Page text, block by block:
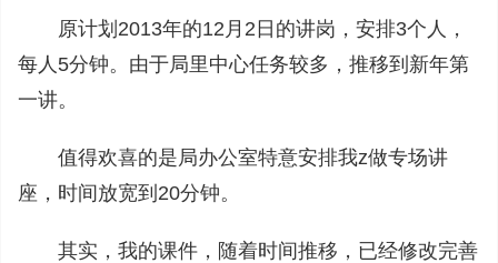
原计划2013年的12月2日的讲岗，安排3个人，
每人5分钟。由于局里中心任务较多，推移到新年第
一讲。
值得欢喜的是局办公室特意安排我z做专场讲
座，时间放宽到20分钟。
其实，我的课件，随着时间推移，已经修改完善